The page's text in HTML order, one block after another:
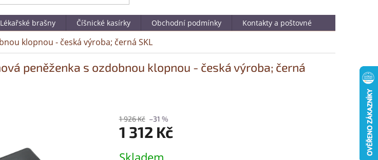
Lékařské brašny Číšnické kasírky Obchodní podmínky Kontakty a poštovné
klopnou - česká výroba; černá SKL
peněženka s ozdobnou klopnou - česká výroba; černá
1 926 Kč –31 %
1 312 Kč